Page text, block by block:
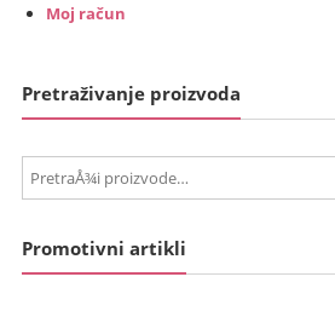
Moj račun
Pretraživanje proizvoda
PretraÅ¾i:
Promotivni artikli